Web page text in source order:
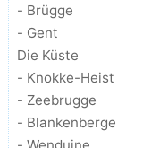
- Brügge
- Gent
Die Küste
- Knokke-Heist
- Zeebrugge
- Blankenberge